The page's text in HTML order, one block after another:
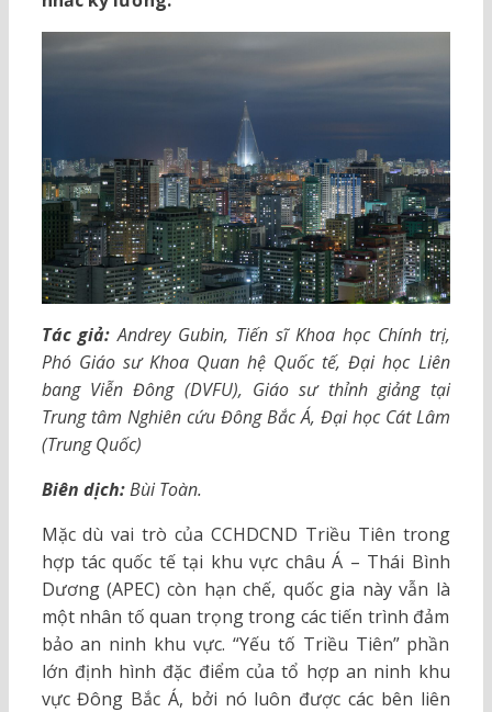
Tác giả: Andrey Gubin, Tiến sĩ Khoa học Chính trị,
Phó Giáo sư Khoa Quan hệ Quốc tế, Đại học Liên
bang Viễn Đông (DVFU), Giáo sư thỉnh giảng tại
Trung tâm Nghiên cứu Đông Bắc Á, Đại học Cát Lâm
(Trung Quốc)
Biên dịch:Bùi Toàn.
Mặc dù vai trò của CCHDCND Triều Tiên trong
hợp tác quốc tế tại khu vực châu Á – Thái Bình
Dương (APEC) còn hạn chế, quốc gia này vẫn là
một nhân tố quan trọng trong các tiến trình đảm
bảo an ninh khu vực. “Yếu tố Triều Tiên” phần
lớn định hình đặc điểm của tổ hợp an ninh khu
vực Đông Bắc Á, bởi nó luôn được các bên liên